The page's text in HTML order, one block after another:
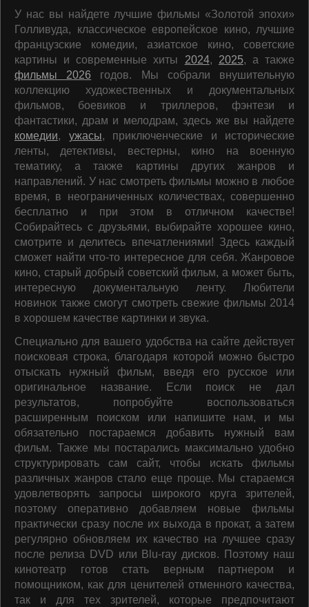
У нас вы найдете лучшие фильмы «Золотой эпохи»
Голливуда, классическое европейское кино, лучшие
французские комедии, азиатское кино, советские
картины и современные хиты 2024, 2025, а также
фильмы 2026 годов. Мы собрали внушительную
коллекцию художественных и документальных
фильмов, боевиков и триллеров, фэнтези и
фантастики, драм и мелодрам, здесь же вы найдете
комедии, ужасы, приключенческие и исторические
ленты, детективы, вестерны, кино на военную
тематику, а также картины других жанров и
направлений. У нас смотреть фильмы можно в любое
время, в неограниченных количествах, совершенно
бесплатно и при этом в отличном качестве!
Собирайтесь с друзьями, выбирайте хорошее кино,
смотрите и делитесь впечатлениями! Здесь каждый
сможет найти что-то интересное для себя. Жанровое
кино, старый добрый советский фильм, а может быть,
интересную документальную ленту. Любители
новинок также смогут смотреть свежие фильмы 2014
в хорошем качестве картинки и звука.
Специально для вашего удобства на сайте действует
поисковая строка, благодаря которой можно быстро
отыскать нужный фильм, введя его русское или
оригинальное название. Если поиск не дал
результатов, попробуйте воспользоваться
расширенным поиском или напишите нам, и мы
обязательно постараемся добавить нужный вам
фильм. Также мы постарались максимально удобно
структурировать сам сайт, чтобы искать фильмы
различных жанров стало еще проще. Мы стараемся
удовлетворять запросы широкого круга зрителей,
поэтому оперативно добавляем новые фильмы
практически сразу после их выхода в прокат, а затем
регулярно обновляем их качество на лучшее сразу
после релиза DVD или Blu-ray дисков. Поэтому наш
кинотеатр готов стать верным партнером и
помощником, как для ценителей отменного качества,
так и для тех зрителей, которые предпочитают